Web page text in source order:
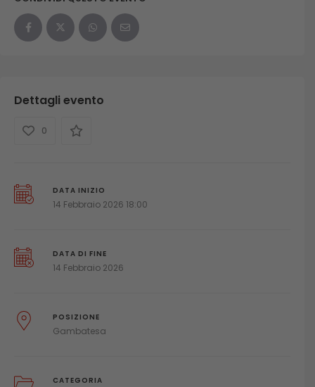
Dettagli evento
0
DATA INIZIO
14 Febbraio 2026 18:00
DATA DI FINE
14 Febbraio 2026
POSIZIONE
Gambatesa
CATEGORIA